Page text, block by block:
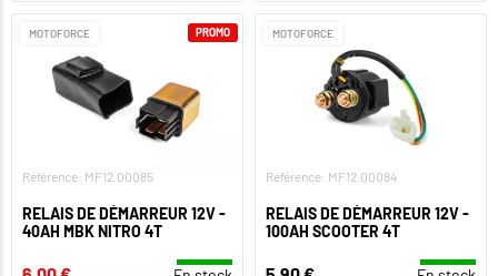
MOTOFORCE
Référence: MF12.00085
RELAIS DE DÉMARREUR 12V -
40AH MBK NITRO 4T
PROMO MOTOFORCE
Référence: MF12.00084
RELAIS DE DÉMARREUR 12V -
100AH SCOOTER 4T